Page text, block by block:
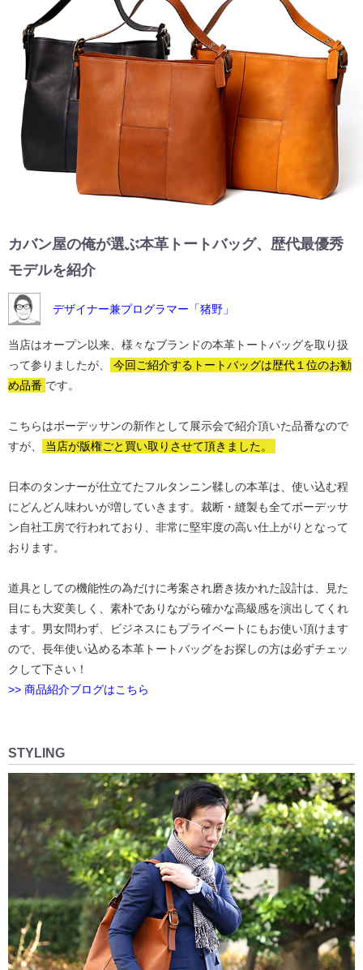
カバン屋の俺が選ぶ本革トートバッグ、歴代最優秀
モデルを紹介
デザイナー兼プログラマー「猪野」
当店はオープン以来、様々なブランドの本革トートバッグを取り扱
って参りましたが、
今回ご紹介するトートバッグは歴代１位のお勧
め品番 です。
こちらはボーデッサンの新作として展示会で紹介頂いた品番なので
すが、
当店が版権ごと買い取りさせて頂きました。
日本のタンナーが仕立てたフルタンニン鞣しの本革は、使い込む程
にどんどん味わいが増していきます。裁断・縫製も全てボーデッサ
ン自社工房で行われており、非常に堅牢度の高い仕上がりとなって
おります。
道具としての機能性の為だけに考案され磨き抜かれた設計は、見た
目にも大変美しく、素朴でありながら確かな高級感を演出してくれ
ます。男女問わず、ビジネスにもプライベートにもお使い頂けます
ので、長年使い込める本革トートバッグをお探しの方は必ずチェッ
クして下さい！
>> 商品紹介ブログはこちら
STYLING